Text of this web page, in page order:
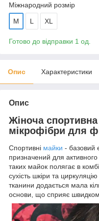
Міжнародний розмір
M L XL
Готово до відправки 1 од.
Опис Характеристики
Опис
Жіноча
мікрофібри для
Спортивні майки - базовий
призначений для
таких майок полягає в
сухість шкіри та
тканини додається мала
основи, що сприяє